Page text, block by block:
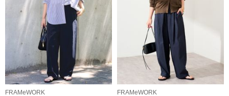
FRAMeWORK
FRAMeWORK